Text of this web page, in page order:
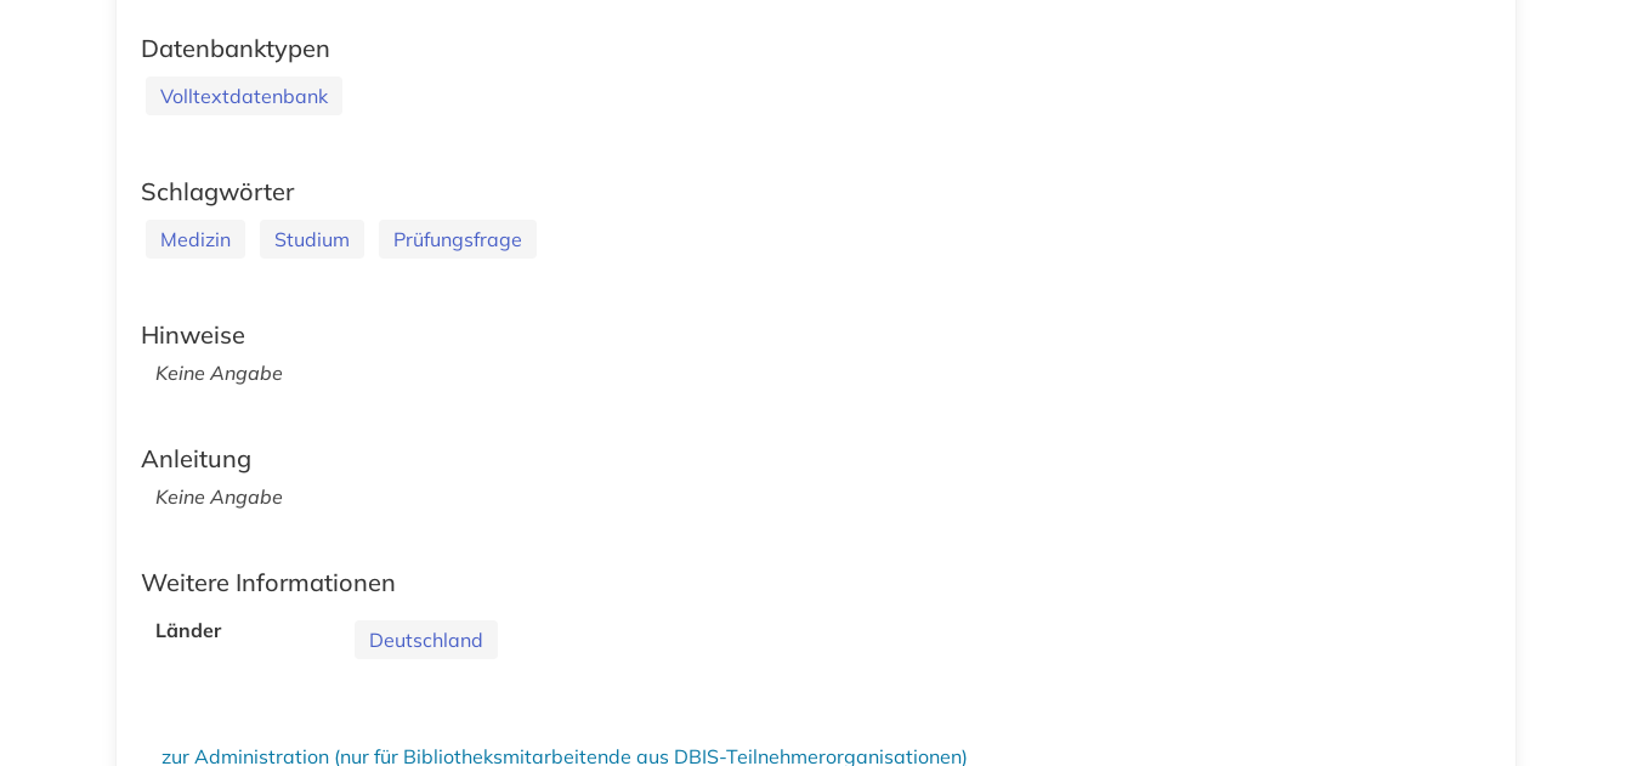
Datenbanktypen
Volltextdatenbank
Schlagwörter
Medizin Studium Prüfungsfrage
Hinweise
Keine Angabe
Anleitung
Keine Angabe
Weitere Informationen
Länder Deutschland
zur Administration (nur für Bibliotheksmitarbeitende aus DBIS-Teilnehmerorganisationen)